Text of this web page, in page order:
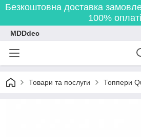
Безкоштовна доставка
100% оплаті
MDDdec
Товари та послуги Топпери